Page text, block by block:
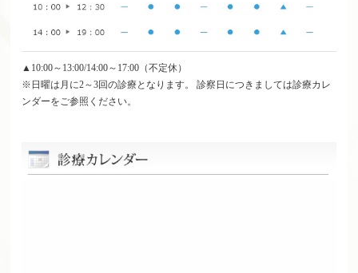
▲10:00～13:00/14:00～17:00（不定休）
※日曜は月に2～3回の診療となります。 診察日につきましては診療カレ
ンダーをご参照ください。